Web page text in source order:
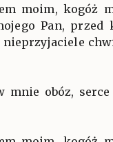
moim, kogóż
Pan, przed
nieprzyjaciele
mnie obóz, serce